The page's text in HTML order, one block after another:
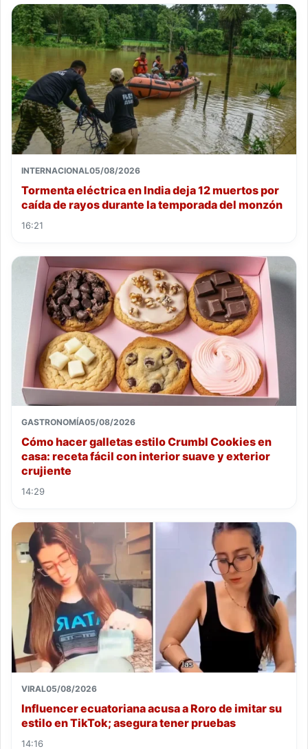
INTERNACIONAL05/08/2026
Tormenta eléctrica en India deja 12 muertos por
caída de rayos durante la temporada del monzón
16:21
GASTRONOMÍA05/08/2026
Cómo hacer galletas estilo Crumbl Cookies en
casa: receta fácil con interior suave y exterior
crujiente
14:29
VIRAL05/08/2026
Influencer ecuatoriana acusa a Roro de imitar su
estilo en TikTok; asegura tener pruebas
14:16